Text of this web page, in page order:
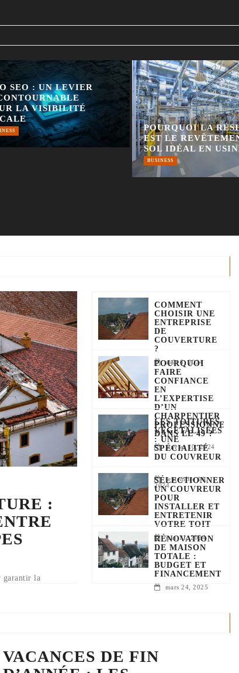
SEO : UN LEVIER
LA VISIBILITÉ
POURQUOI LA
EST LE
SOL IDÉAL EN
BUSINESS
:
garantir la
COMMENT
CHOISIR UNE
ENTREPRISE
DE
COUVERTURE
?
août 6, 2024
POURQUOI
FAIRE
CONFIANCE
EN
L’EXPERTISE
D’UN
CHARPENTIER
PROFESSIONNEL
DANS LE 49 ?
janvier 10, 2024
LES TOITURES
VÉGÉTALISÉES
: UNE
SPÉCIALITÉ
DU COUVREUR
septembre 14,
2024
SÉLECTIONNER
UN COUVREUR
POUR
INSTALLER ET
ENTRETENIR
VOTRE TOIT
juin 11, 2024
RÉNOVATION
DE MAISON
TOTALE :
BUDGET ET
FINANCEMENT
mars 24, 2025
VACANCES DE FIN